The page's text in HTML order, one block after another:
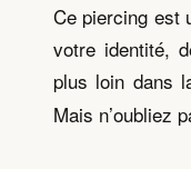
Ce piercing est
votre identité,
plus loin dans
Mais n’oubliez